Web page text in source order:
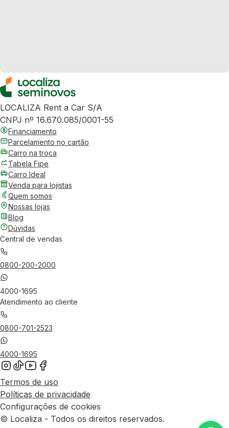
LOCALIZA Rent a Car S/A
CNPJ nº 16.670.085/0001-55
Financiamento
Parcelamento no cartão
Carro na troca
Tabela Fipe
Carro Ideal
Venda para lojistas
Quem somos
Nossas lojas
Blog
Dúvidas
Central de vendas
0800-200-2000
4000-1695
Atendimento ao cliente
0800-701-2523
4000-1695
Termos de uso
Políticas de privacidade
Configurações de cookies
© Localiza - Todos os direitos reservados.